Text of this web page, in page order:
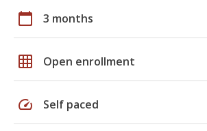
calendar_today 3 months
grid_on Open enrollment
speed Self paced